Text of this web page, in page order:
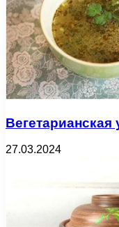
Вегетарианская
27.03.2024